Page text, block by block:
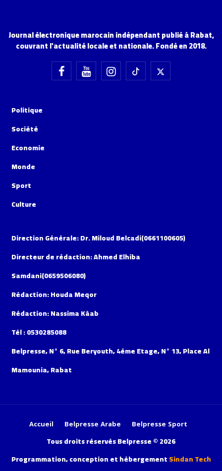
Journal électronique marocain indépendant publié à Rabat,
couvrant l'actualité locale et nationale. Fondé en 2018.
Politique
Société
Economie
Monde
Sport
Culture
Direction Générale: Dr. Miloud Belcadi(0661100605)
Directeur de rédaction: Ahmed Elhiba
Samdani(0659506080)
Rédaction: Houda Meqor
Rédaction: Nassima Kâab
Tél : 0530285088
Belpresse, N° 6, Rue Beryouth, 4éme Etage, N° 13, Place Al
Mamounia, Rabat
Accueil Belpresse Arabe Belpresse Sport
Tous droits réservés Belpresse © 2026
Programmation, conception et hébergementSindan Tech